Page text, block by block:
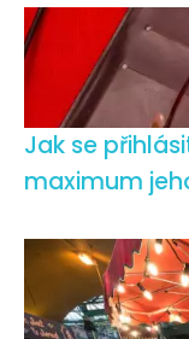
Jak se
maximum